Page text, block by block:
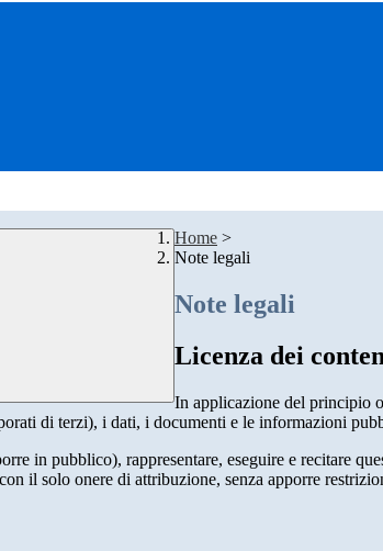
Home >
Note legali
Note legali
Licenza dei
In applicazione del principio
di terzi), i dati, i documenti e le informazioni
in pubblico), rappresentare, eseguire e recitare
il solo onere di attribuzione, senza apporre